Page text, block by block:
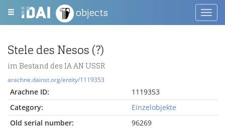
objects
Stele des Nesos (?)
im Bestand des IA AN USSR
arachne.dainst.org/entity/1119353
Arachne ID:
1119353
Category:
Einzelobjekte
Old serial number:
96269